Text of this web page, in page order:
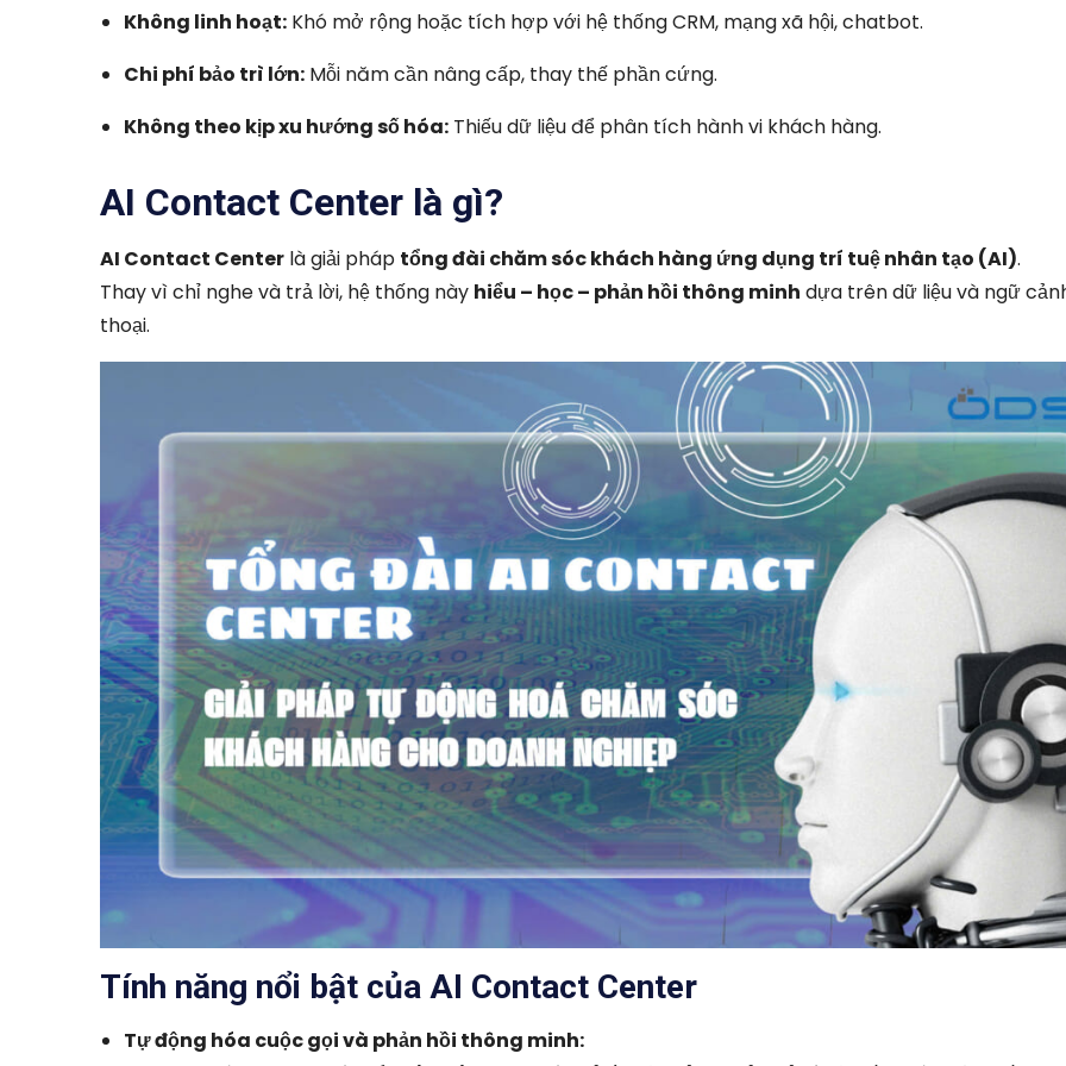
Không linh hoạt: Khó mở rộng hoặc tích hợp với hệ thống CRM, mạng xã hội, chatbot.
Chi phí bảo trì lớn: Mỗi năm cần nâng cấp, thay thế phần cứng.
Không theo kịp xu hướng số hóa: Thiếu dữ liệu để phân tích hành vi khách hàng.
AI Contact Center là gì?
AI Contact Center là giải pháp tổng đài chăm sóc khách hàng ứng dụng trí tuệ nhân tạo (AI).
Thay vì chỉ nghe và trả lời, hệ thống này hiểu – học – phản hồi thông minh dựa trên dữ liệu và ngữ
thoại.
Tính năng nổi bật của AI Contact Center
Tự động hóa cuộc gọi và phản hồi thông minh: